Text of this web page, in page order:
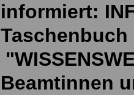
informiert:
Taschenbuch
Beamtinnen